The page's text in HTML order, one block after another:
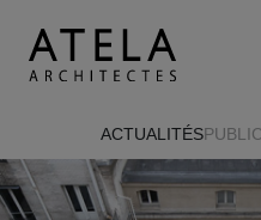
ACTUALITÉS